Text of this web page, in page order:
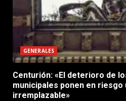
GENERALES
Centurión: «El deterioro de
municipales ponen en
irremplazable»